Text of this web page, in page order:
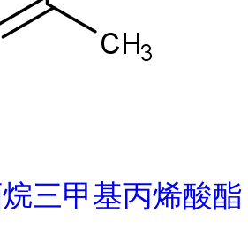
三甲基丙烯酸酯